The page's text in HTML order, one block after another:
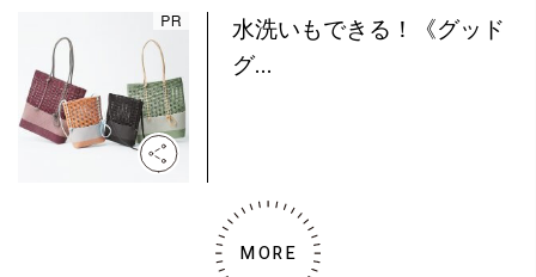
水洗いもできる！《グッド
グ...
MORE